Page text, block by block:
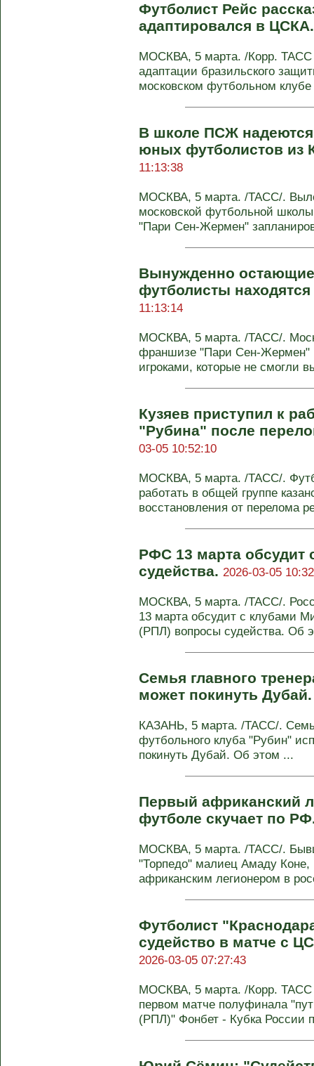
Футболист Рейс
адаптировался в
МОСКВА, 5 марта. /Корр. ТАСС
адаптации бразильского
московском футбольном
В школе ПСЖ надеются
юных футболистов из
11:13:38
МОСКВА, 5 марта. /ТАСС/.
московской футбольной
"Пари Сен-Жермен"
Вынужденно
футболисты
11:13:14
МОСКВА, 5 марта. /ТАСС/.
франшизе "Пари Сен-Жермен"
игроками, которые не смогли
Кузяев приступил к
"Рубина" после
03-05 10:52:10
МОСКВА, 5 марта. /ТАСС/.
работать в общей группе
восстановления от перелома
РФС 13 марта
судейства. 2026-03-05
МОСКВА, 5 марта. /ТАСС/.
13 марта обсудит с клубами
(РПЛ) вопросы судейства. Об
Семья главного
может покинуть
КАЗАНЬ, 5 марта. /ТАСС/. Семья
футбольного клуба "Рубин"
покинуть Дубай. Об этом ...
Первый африканский
футболе скучает по
МОСКВА, 5 марта. /ТАСС/.
"Торпедо" малиец Амаду Коне,
африканским легионером в
Футболист
судейство в матче с
2026-03-05 07:27:43
МОСКВА, 5 марта. /Корр. ТАСС
первом матче полуфинала
(РПЛ)" Фонбет - Кубка России